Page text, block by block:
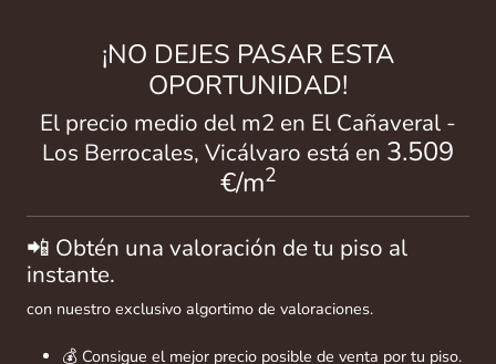
¡NO DEJES PASAR ESTA
OPORTUNIDAD!
El precio medio del m2 en El Cañaveral -
Los Berrocales, Vicálvaro está en 3.509
€/m2
📲 Obtén una valoración de tu piso al
instante.
con nuestro exclusivo algortimo de valoraciones.
💰 Consigue el mejor precio posible de venta por tu piso.